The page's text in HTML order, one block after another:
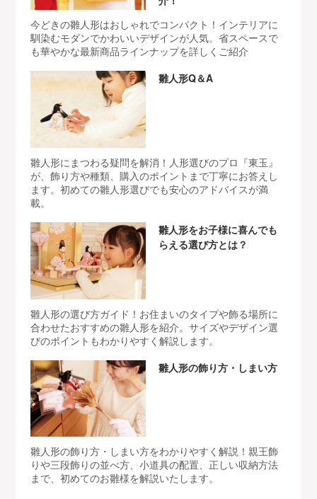
今どきの雛人形はおしゃれでコンパクト！インテリアに
馴染むモダンでかわいいデザインが人気。省スペースで
も華やかな最新商品ラインナップを詳しくご紹介
雛人形Q＆A
雛人形にまつわる疑問を解消！人形選びのプロ『東玉』
が、飾り方や種類、購入のポイントまで丁寧にお答えし
ます。初めての雛人形選びでも安心のアドバイスが満
載。
雛人形をお子様に喜んでも
らえる選び方とは？
雛人形の選び方ガイド！お住まいのタイプや飾る場所に
合わせたおすすめの雛人形を紹介。サイズやデザイン選
びのポイントもわかりやすく解説します。
雛人形の飾り方・しまい方
雛人形の飾り方・しまい方をわかりやすく解説！親王飾
りや三段飾りの並べ方、小道具の配置、正しい収納方法
まで、初めてのお雛様を解説いたします。